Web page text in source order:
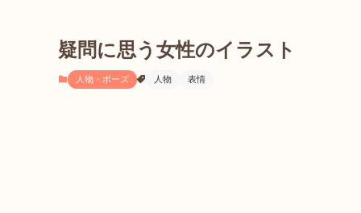
疑問に思う女性のイラスト
人物・ポーズ 人物 表情